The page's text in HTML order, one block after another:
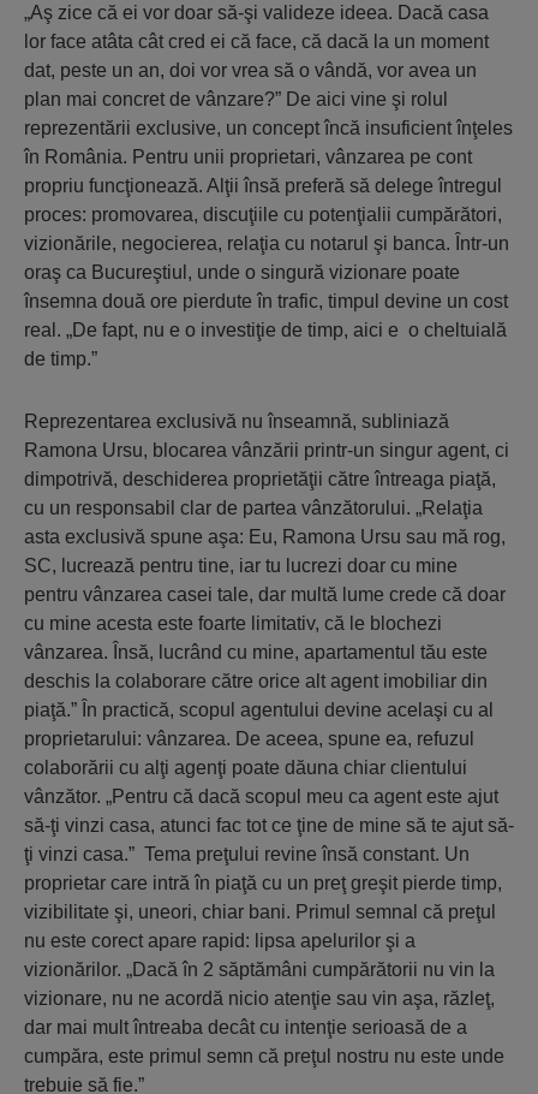
„Aş zice că ei vor doar să-şi valideze ideea. Dacă casa
lor face atâta cât cred ei că face, că dacă la un moment
dat, peste un an, doi vor vrea să o vândă, vor avea un
plan mai concret de vânzare?” De aici vine şi rolul
reprezentării exclusive, un concept încă insuficient înţeles
în România. Pentru unii proprietari, vânzarea pe cont
propriu funcţionează. Alţii însă preferă să delege întregul
proces: promovarea, discuţiile cu potenţialii cumpărători,
vizionările, negocierea, relaţia cu notarul şi banca. Într-un
oraş ca Bucureştiul, unde o singură vizionare poate
însemna două ore pierdute în trafic, timpul devine un cost
real. „De fapt, nu e o investiţie de timp, aici e o cheltuială
de timp.”
Reprezentarea exclusivă nu înseamnă, subliniază
Ramona Ursu, blocarea vânzării printr-un singur agent, ci
dimpotrivă, deschiderea proprietăţii către întreaga piaţă,
cu un responsabil clar de partea vânzătorului. „Relaţia
asta exclusivă spune aşa: Eu, Ramona Ursu sau mă rog,
SC, lucrează pentru tine, iar tu lucrezi doar cu mine
pentru vânzarea casei tale, dar multă lume crede că doar
cu mine acesta este foarte limitativ, că le blochezi
vânzarea. Însă, lucrând cu mine, apartamentul tău este
deschis la colaborare către orice alt agent imobiliar din
piaţă.” În practică, scopul agentului devine acelaşi cu al
proprietarului: vânzarea. De aceea, spune ea, refuzul
colaborării cu alţi agenţi poate dăuna chiar clientului
vânzător. „Pentru că dacă scopul meu ca agent este ajut
să-ţi vinzi casa, atunci fac tot ce ţine de mine să te ajut să-
ţi vinzi casa.” Tema preţului revine însă constant. Un
proprietar care intră în piaţă cu un preţ greşit pierde timp,
vizibilitate şi, uneori, chiar bani. Primul semnal că preţul
nu este corect apare rapid: lipsa apelurilor şi a
vizionărilor. „Dacă în 2 săptămâni cumpărătorii nu vin la
vizionare, nu ne acordă nicio atenţie sau vin aşa, răzleţ,
dar mai mult întreaba decât cu intenţie serioasă de a
cumpăra, este primul semn că preţul nostru nu este unde
trebuie să fie.”